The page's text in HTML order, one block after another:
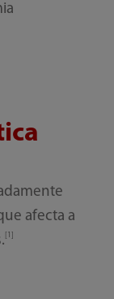
afecta a